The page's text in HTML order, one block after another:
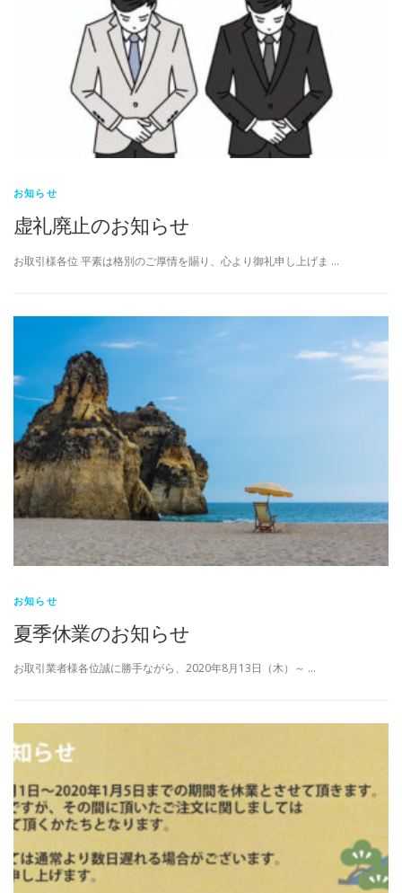
お知らせ
虚礼廃止のお知らせ
お取引様各位 平素は格別のご厚情を賜り、心より御礼申し上げま …
お知らせ
夏季休業のお知らせ
お取引業者様各位誠に勝手ながら、2020年8月13日（木）～ …